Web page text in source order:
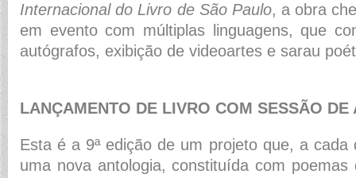
Internacional do Livro de São Paulo, a obra
em evento com múltiplas linguagens, que
autógrafos, exibição de videoartes e sarau
LANÇAMENTO DE LIVRO COM SESSÃO DE
Esta é a 9ª edição de um projeto que, a cada
uma nova antologia, constituída com poemas